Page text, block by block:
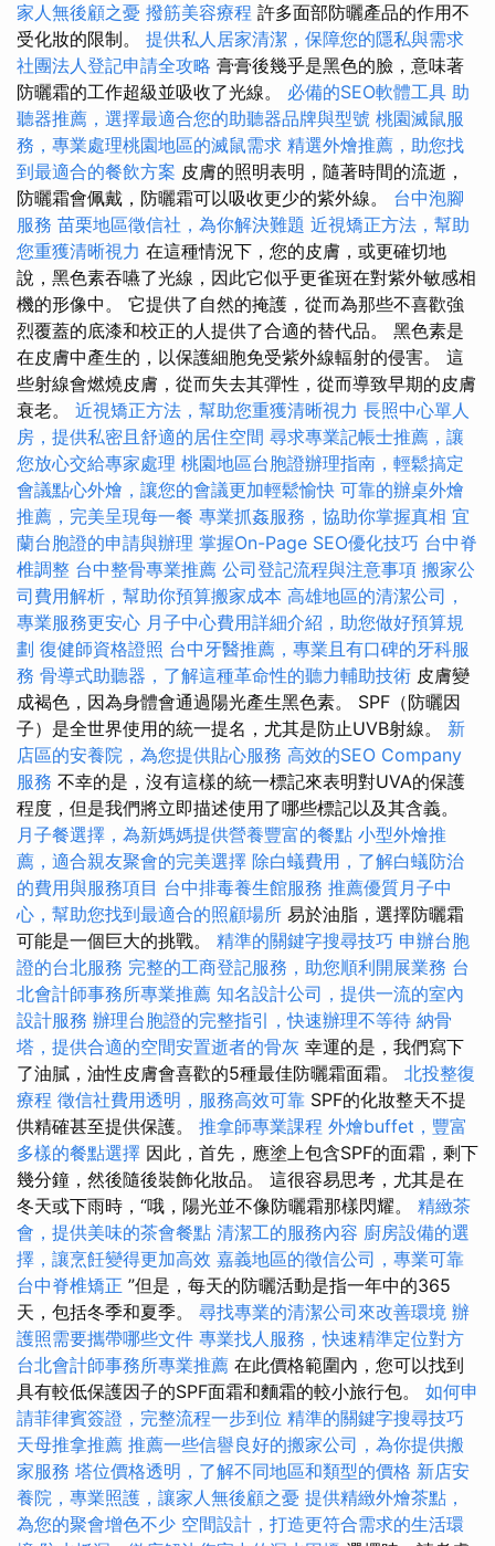
家人無後顧之憂 撥筋美容療程 許多面部防曬產品的作用不
受化妝的限制。 提供私人居家清潔，保障您的隱私與需求
社團法人登記申請全攻略 膏膏後幾乎是黑色的臉，意味著
防曬霜的工作超級並吸收了光線。 必備的SEO軟體工具 助
聽器推薦，選擇最適合您的助聽器品牌與型號 桃園滅鼠服
務，專業處理桃園地區的滅鼠需求 精選外燴推薦，助您找
到最適合的餐飲方案 皮膚的照明表明，隨著時間的流逝，
防曬霜會佩戴，防曬霜可以吸收更少的紫外線。 台中泡腳
服務 苗栗地區徵信社，為你解決難題 近視矯正方法，幫助
您重獲清晰視力 在這種情況下，您的皮膚，或更確切地
說，黑色素吞嚥了光線，因此它似乎更雀斑在對紫外敏感相
機的形像中。 它提供了自然的掩護，從而為那些不喜歡強
烈覆蓋的底漆和校正的人提供了合適的替代品。 黑色素是
在皮膚中產生的，以保護細胞免受紫外線輻射的侵害。 這
些射線會燃燒皮膚，從而失去其彈性，從而導致早期的皮膚
衰老。 近視矯正方法，幫助您重獲清晰視力 長照中心單人
房，提供私密且舒適的居住空間 尋求專業記帳士推薦，讓
您放心交給專家處理 桃園地區台胞證辦理指南，輕鬆搞定
會議點心外燴，讓您的會議更加輕鬆愉快 可靠的辦桌外燴
推薦，完美呈現每一餐 專業抓姦服務，協助你掌握真相 宜
蘭台胞證的申請與辦理 掌握On-Page SEO優化技巧 台中脊
椎調整 台中整骨專業推薦 公司登記流程與注意事項 搬家公
司費用解析，幫助你預算搬家成本 高雄地區的清潔公司，
專業服務更安心 月子中心費用詳細介紹，助您做好預算規
劃 復健師資格證照 台中牙醫推薦，專業且有口碑的牙科服
務 骨導式助聽器，了解這種革命性的聽力輔助技術 皮膚變
成褐色，因為身體會通過陽光產生黑色素。 SPF（防曬因
子）是全世界使用的統一提名，尤其是防止UVB射線。 新
店區的安養院，為您提供貼心服務 高效的SEO Company
服務 不幸的是，沒有這樣的統一標記來表明對UVA的保護
程度，但是我們將立即描述使用了哪些標記以及其含義。
月子餐選擇，為新媽媽提供營養豐富的餐點 小型外燴推
薦，適合親友聚會的完美選擇 除白蟻費用，了解白蟻防治
的費用與服務項目 台中排毒養生館服務 推薦優質月子中
心，幫助您找到最適合的照顧場所 易於油脂，選擇防曬霜
可能是一個巨大的挑戰。 精準的關鍵字搜尋技巧 申辦台胞
證的台北服務 完整的工商登記服務，助您順利開展業務 台
北會計師事務所專業推薦 知名設計公司，提供一流的室內
設計服務 辦理台胞證的完整指引，快速辦理不等待 納骨
塔，提供合適的空間安置逝者的骨灰 幸運的是，我們寫下
了油膩，油性皮膚會喜歡的5種最佳防曬霜面霜。 北投整復
療程 徵信社費用透明，服務高效可靠 SPF的化妝整天不提
供精確甚至提供保護。 推拿師專業課程 外燴buffet，豐富
多樣的餐點選擇 因此，首先，應塗上包含SPF的面霜，剩下
幾分鐘，然後隨後裝飾化妝品。 這很容易思考，尤其是在
冬天或下雨時，“哦，陽光並不像防曬霜那樣閃耀。 精緻茶
會，提供美味的茶會餐點 清潔工的服務內容 廚房設備的選
擇，讓烹飪變得更加高效 嘉義地區的徵信公司，專業可靠
台中脊椎矯正 ”但是，每天的防曬活動是指一年中的365
天，包括冬季和夏季。 尋找專業的清潔公司來改善環境 辦
護照需要攜帶哪些文件 專業找人服務，快速精準定位對方
台北會計師事務所專業推薦 在此價格範圍內，您可以找到
具有較低保護因子的SPF面霜和麵霜的較小旅行包。 如何申
請菲律賓簽證，完整流程一步到位 精準的關鍵字搜尋技巧
天母推拿推薦 推薦一些信譽良好的搬家公司，為你提供搬
家服務 塔位價格透明，了解不同地區和類型的價格 新店安
養院，專業照護，讓家人無後顧之憂 提供精緻外燴茶點，
為您的聚會增色不少 空間設計，打造更符合需求的生活環